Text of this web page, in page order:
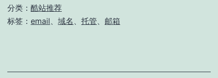
分类： 酷站推荐
标签： email 域名 托管 邮箱